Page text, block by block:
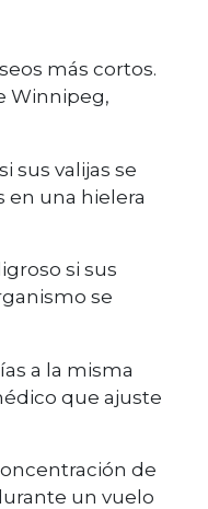
más cortos.
Winnipeg,
sus valijas se
en una hielera
si sus
se
a la misma
que ajuste
de
un vuelo